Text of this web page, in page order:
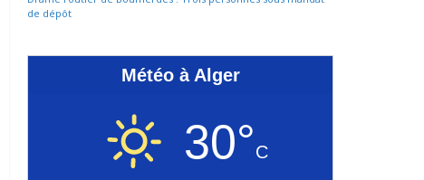
de dépôt
Météo à Alger
30°C